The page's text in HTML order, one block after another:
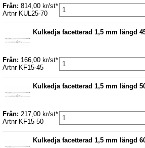
Från: 814,00 kr/st*
Artnr KUL25-70
Kulkedja facetterad 1,5 mm längd
Från: 166,00 kr/st*
Artnr KF15-45
Kulkedja facetterad 1,5 mm längd
Från: 217,00 kr/st*
Artnr KF15-50
Kulkedja facetterad 1,5 mm längd